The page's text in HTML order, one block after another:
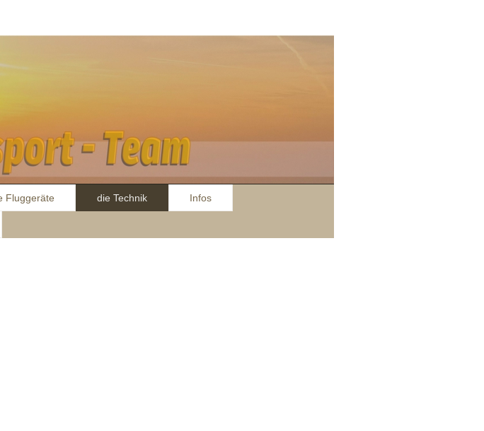
Fluggeräte die Technik Infos